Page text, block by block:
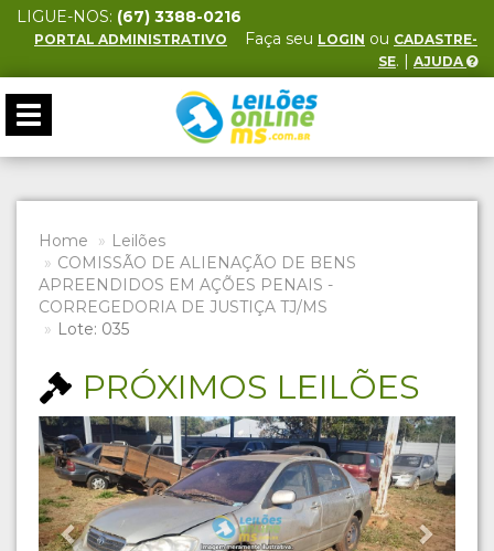
LIGUE-NOS: (67) 3388-0216
PORTAL ADMINISTRATIVO Faça seu LOGIN ou CADASTRE-
SE. | AJUDA
Toggle
navigation
Home
Leilões
COMISSÃO DE ALIENAÇÃO DE BENS
APREENDIDOS EM AÇÕES PENAIS -
CORREGEDORIA DE JUSTIÇA TJ/MS
Lote: 035
PRÓXIMOS LEILÕES
Previous Next